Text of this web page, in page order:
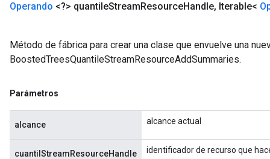
Operando <?> quantileStreamResourceHandle, Iterable<
Método de fábrica para crear una clase que envuelve una
BoostedTreesQuantileStreamResourceAddSummaries.
Parámetros
alcance alcance actual
cuantilStreamResourceHandle identificador de recurso que